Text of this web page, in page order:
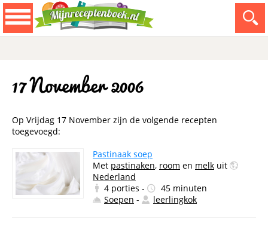
17 November 2006
Op Vrijdag 17 November zijn de volgende recepten
toegevoegd:
Pastinaak soep
Met pastinaken, room en melk uit
Nederland
4 porties -
45 minuten
Soepen - leerlingkok